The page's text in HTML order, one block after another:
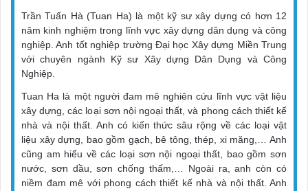
Trần Tuấn Hà (Tuan Ha) là một kỹ sư xây dựng có hơn 12
năm kinh nghiệm trong lĩnh vực xây dựng dân dụng và công
nghiệp. Anh tốt nghiệp trường Đại học Xây dựng Miền Trung
với chuyên ngành Kỹ sư Xây dựng Dân Dụng và Công
Nghiệp.
Tuan Ha là một người đam mê nghiên cứu lĩnh vực vật liệu
xây dựng, các loại sơn nội ngoại thất, và phong cách thiết kế
nhà và nội thất. Anh có kiến thức sâu rộng về các loại vật
liệu xây dựng, bao gồm gạch, bê tông, thép, xi măng,… Anh
cũng am hiểu về các loại sơn nội ngoại thất, bao gồm sơn
nước, sơn dầu, sơn chống thấm,… Ngoài ra, anh còn có
niềm đam mê với phong cách thiết kế nhà và nội thất. Anh